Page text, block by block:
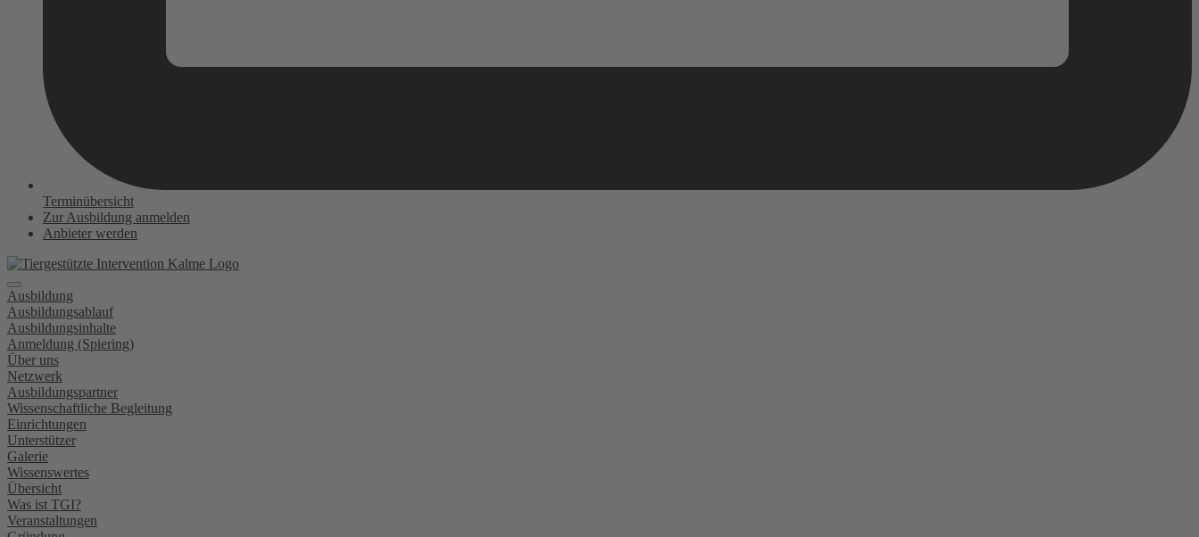
Terminübersicht
Zur Ausbildung anmelden
Anbieter werden
Ausbildung
Ausbildungsablauf
Ausbildungsinhalte
Anmeldung (Spiering)
Über uns
Netzwerk
Ausbildungspartner
Wissenschaftliche Begleitung
Einrichtungen
Unterstützer
Galerie
Wissenswertes
Übersicht
Was ist TGI?
Veranstaltungen